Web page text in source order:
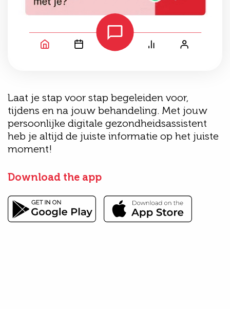
Laat je stap voor stap begeleiden voor,
tijdens en na jouw behandeling. Met jouw
persoonlijke digitale gezondheidsassistent
heb je altijd de juiste informatie op het juiste
moment!
Download the app